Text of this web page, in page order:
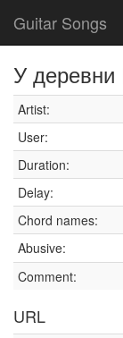
Guitar Songs
У
Artist:
User:
Duration:
Delay:
Chord names:
Abusive:
Comment:
URL